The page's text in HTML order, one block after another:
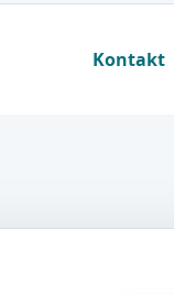
Kontakt